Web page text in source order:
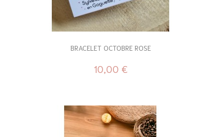
BRACELET OCTOBRE ROSE
10,00 €